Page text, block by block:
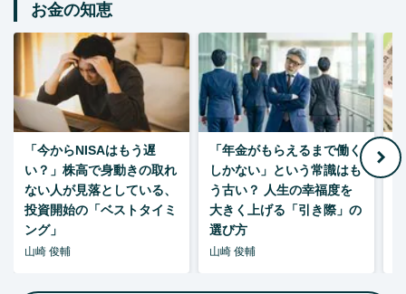
お金の知恵
「今からNISAはもう遅
い？」株高で身動きの取れ
ない人が見落としている、
投資開始の「ベストタイミ
ング」
山崎 俊輔
「年金がもらえるまで働く
しかない」という常識はも
う古い？ 人生の幸福度を
大きく上げる「引き際」の
選び方
山崎 俊輔